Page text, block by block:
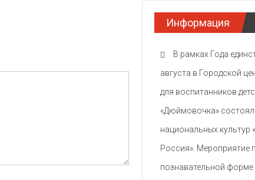
Информация
В рамках Года
августа в Городской
для воспитанников
«Дюймовочка»
национальных культур
Россия». Мероприятие
познавательной